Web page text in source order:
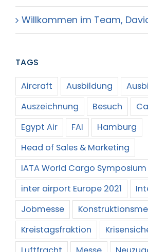
Willkommen im Team,
TAGS
Aircraft
Ausbildung
Auszeichnung
Besuch
Egypt Air
FAI
Hamburg
Head of Sales & Marketing
IATA World Cargo Symposium
inter airport Europe 2021
Jobmesse
Kreistagsfraktion